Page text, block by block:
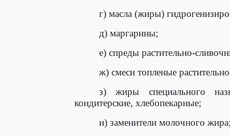
г) масла (жиры)
д) маргарины;
е) спреды растительно-
ж) смеси топленые
з) жиры специального
кондитерские, хлебопекарные;
и) заменители молочного